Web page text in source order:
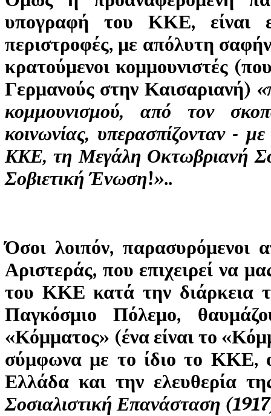
υπογραφή του ΚΚΕ, είναι
περιστροφές, με απόλυτη
κρατούμενοι κομμουνιστές
Γερμανούς στην Καισαριανή)
κομμουνισμού, από τον
κοινωνίας, υπερασπίζονταν -
ΚΚΕ, τη Μεγάλη Οκτωβριανή
Σοβιετική Ένωση!»..
Όσοι λοιπόν, παρασυρόμενοι
Αριστεράς, που επιχειρεί να
του ΚΚΕ κατά την διάρκεια
Παγκόσμιο Πόλεμο,
«Κόμματος» (ένα είναι το
σύμφωνα με το ίδιο το ΚΚΕ,
Ελλάδα και την ελευθερία
Σοσιαλιστική Επανάσταση